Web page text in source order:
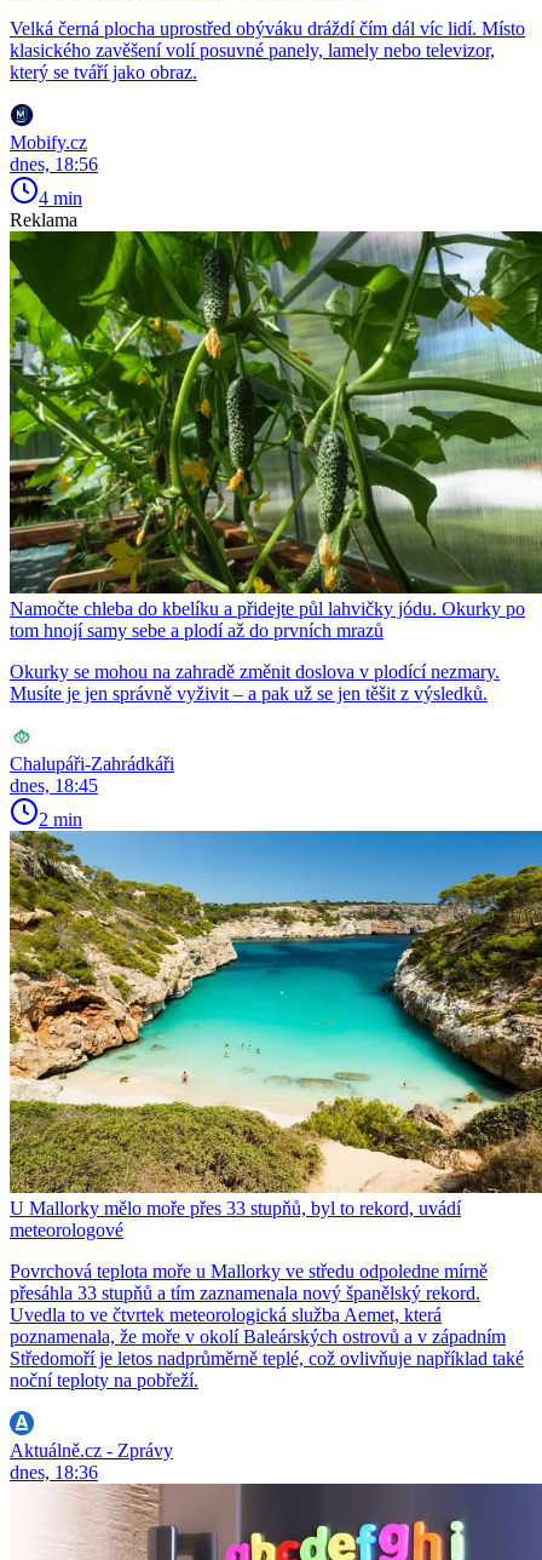
Velká černá plocha uprostřed obýváku dráždí čím dál víc lidí. Místo
klasického zavěšení volí posuvné panely, lamely nebo televizor,
který se tváří jako obraz.
Mobify.cz
dnes, 18:56
4 min
Reklama
Namočte chleba do kbelíku a přidejte půl lahvičky jódu. Okurky po
tom hnojí samy sebe a plodí až do prvních mrazů
Okurky se mohou na zahradě změnit doslova v plodící nezmary.
Musíte je jen správně vyživit – a pak už se jen těšit z výsledků.
Chalupáři-Zahrádkáři
dnes, 18:45
2 min
U Mallorky mělo moře přes 33 stupňů, byl to rekord, uvádí
meteorologové
Povrchová teplota moře u Mallorky ve středu odpoledne mírně
přesáhla 33 stupňů a tím zaznamenala nový španělský rekord.
Uvedla to ve čtvrtek meteorologická služba Aemet, která
poznamenala, že moře v okolí Baleárských ostrovů a v západním
Středomoří je letos nadprůměrně teplé, což ovlivňuje například také
noční teploty na pobřeží.
Aktuálně.cz - Zprávy
dnes, 18:36